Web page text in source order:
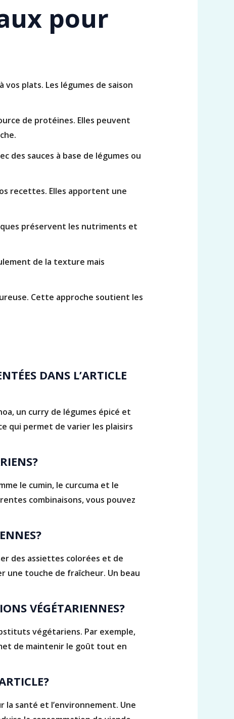
pour
plats. Les légumes de saison
de protéines. Elles peuvent
des sauces à base de légumes ou
recettes. Elles apportent une
préservent les nutriments et
de la texture mais
Cette approche soutient les
DANS L’ARTICLE
un curry de légumes épicé et
qui permet de varier les plaisirs
le cumin, le curcuma et le
combinaisons, vous pouvez
des assiettes colorées et de
une touche de fraîcheur. Un beau
VÉGÉTARIENNES?
végétariens. Par exemple,
de maintenir le goût tout en
la santé et l’environnement. Une